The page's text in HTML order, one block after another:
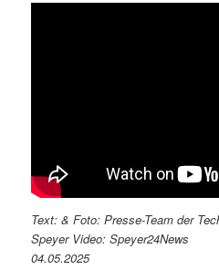
Text: & Foto: Presse-Team der
Speyer Video: Speyer24News
04.05.2025